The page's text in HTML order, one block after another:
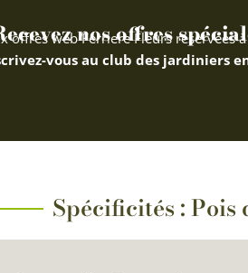
nos offres
offres web Ferriere Fleurs réservées
vous au club des jardiniers
Spécificités :